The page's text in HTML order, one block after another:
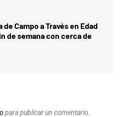
Campo a Través en Edad
de semana con cerca de
para publicar un comentario.